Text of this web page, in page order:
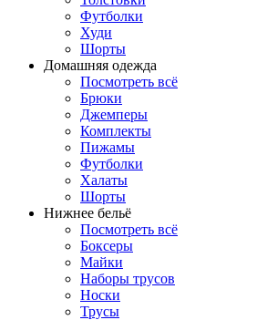
Футболки
Худи
Шорты
Домашняя одежда
Посмотреть всё
Брюки
Джемперы
Комплекты
Пижамы
Футболки
Халаты
Шорты
Нижнее бельё
Посмотреть всё
Боксеры
Майки
Наборы трусов
Носки
Трусы